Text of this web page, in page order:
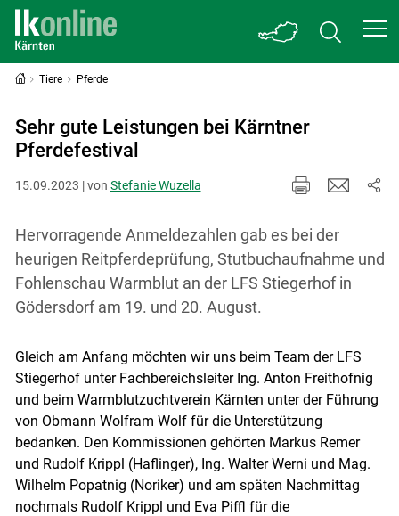
Tiere Pferde
Sehr gute Leistungen bei Kärntner
Pferdefestival
15.09.2023 | von Stefanie Wuzella
Hervorragende Anmeldezahlen gab es bei der
heurigen Reitpferdeprüfung, Stutbuchaufnahme und
Fohlenschau Warmblut an der LFS Stiegerhof in
Gödersdorf am 19. und 20. August.
Gleich am Anfang möchten wir uns beim Team der LFS
Stiegerhof unter Fachbereichsleiter Ing. Anton Freithofnig
und beim Warmblutzuchtverein Kärnten unter der Führung
von Obmann Wolfram Wolf für die Unterstützung
bedanken. Den Kommissionen gehörten Markus Remer
und Rudolf Krippl (Haflinger), Ing. Walter Werni und Mag.
Wilhelm Popatnig (Noriker) und am späten Nachmittag
nochmals Rudolf Krippl und Eva Piffl für die